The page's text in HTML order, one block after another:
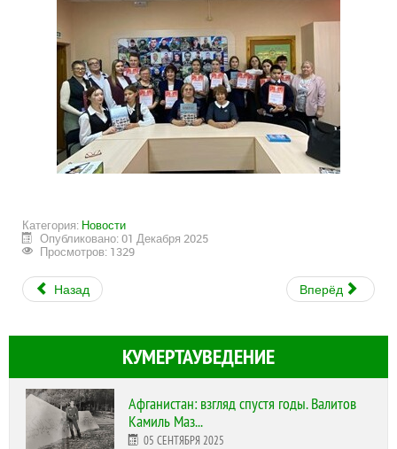
Категория: Новости
Опубликовано: 01 Декабря 2025
Просмотров: 1329
Назад Вперёд
КУМЕРТАУВЕДЕНИЕ
Афганистан: взгляд спустя годы. Валитов
Камиль Маз...
05 СЕНТЯБРЯ 2025